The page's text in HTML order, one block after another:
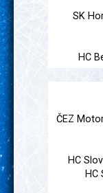
SK
HC
ČEZ
HC
HC